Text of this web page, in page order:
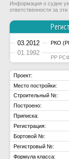
Информация о судне
ответственности за
03.2012 РКО
01.1992
РР
Проект:
Место постройки:
Строительный №:
Построено:
Приписка:
Регистрация:
Бортовой №:
Регистровый №:
Формула класса: